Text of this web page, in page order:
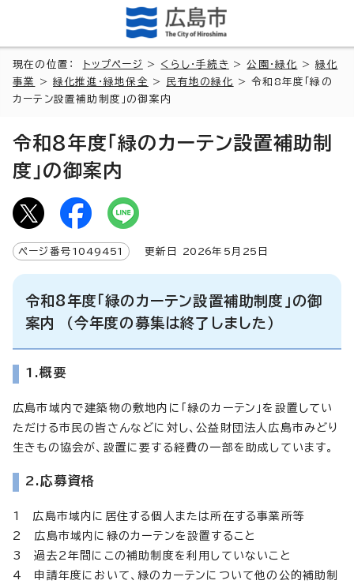
現在の位置： トップページ > くらし・手続き >公園・緑化 >緑化
事業
>緑化推進・緑地保全 > 民有地の緑化
> 令和8年度「緑の
カーテン設置補助制度」の御案内
令和8年度「緑のカーテン設置補助制
度」の御案内
ページ番号 1049451 更新日 2026年5月 25 日
令和8年度「緑のカーテン設置補助制度」の御
案内 （今年度の募集は終了しました）
1.概要
広島市域内で建築物の敷地内に「緑のカーテン」を設置してい
ただける市民の皆さんなどに対し、公益財団法人広島市みどり
生きもの協会が、設置に要する経費の一部を助成しています。
2.応募資格
1 広島市域内に居住する個人または所在する事業所等
2 広島市域内に緑のカーテンを設置すること
3 過去2年間にこの補助制度を利用していないこと
4 申請年度において、緑のカーテンについて他の公的補助制